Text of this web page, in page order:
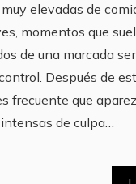
elevadas de
momentos que
de una marcada
Después de
frecuente que
de culpa…